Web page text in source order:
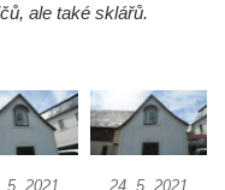
ale také sklářů.
5. 2021 24. 5. 2021